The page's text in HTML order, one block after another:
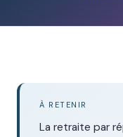
À RETENIR
La retraite par